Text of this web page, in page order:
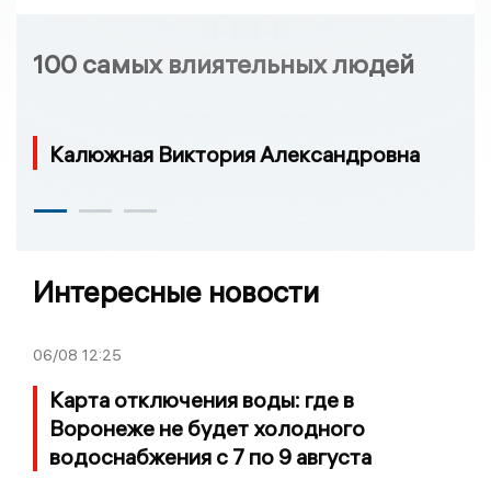
100 самых влиятельных людей
Калюжная Виктория Александровна
Интересные новости
06/08 12:25
Карта отключения воды: где в
Воронеже не будет холодного
водоснабжения с 7 по 9 августа